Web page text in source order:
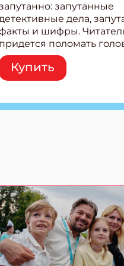
запутанные
дела,
и шифры.
придется поломать
Внутри: Шифры и
расшифровки Плетем
запутанные поделки
коды 3 комикса
Купить